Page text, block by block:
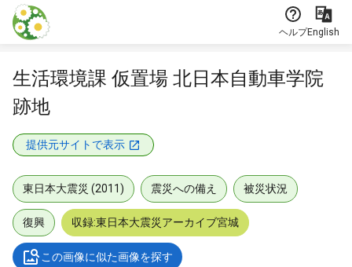
本文に飛ぶ
ヘルプEnglish
生活環境課 仮置場 北日本自動車学院
跡地
提供元サイトで表示
東日本大震災 (2011) 震災への備え 被災状況
復興 収録:東日本大震災アーカイブ宮城
この画像に似た画像を探す